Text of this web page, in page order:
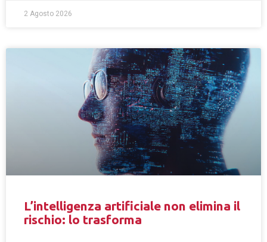
2 Agosto 2026
L’intelligenza artificiale non elimina il
rischio: lo trasforma